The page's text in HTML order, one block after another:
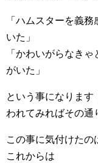
「ハムスターを義
いた」
「かわいがらなき
がいた」
という事になりま
われてみればその通
この事に気付けたの
これからは